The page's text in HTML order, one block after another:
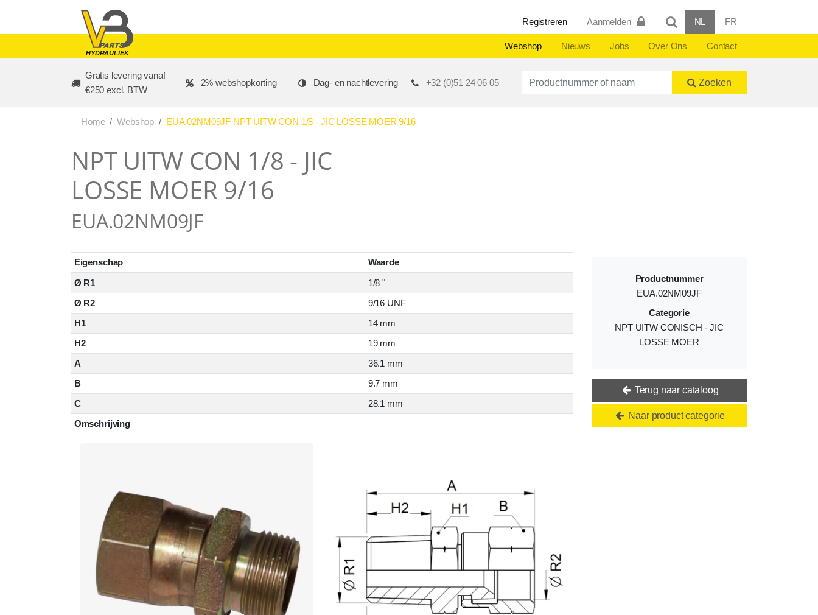
HYDRAULIEK
Registreren Aanmelden NL FR
Webshop Nieuws Jobs Over Ons Contact
Gratis levering vanaf
€250 excl. BTW
2% webshopkorting Dag- en nachtlevering +32 (0)51 24 06 05 Productnummer of naam Zoeken
Home Webshop EUA.02NM09JF NPT UITW CON 1/8 - JIC LOSSE MOER 9/16
NPT UITW CON 1/8 - JIC
LOSSE MOER 9/16
EUA.02NM09JF
Eigenschap
Waarde
Ø R1
1/8 "
Ø R2
9/16 UNF
H1
14 mm
H2
19 mm
A
36.1 mm
B
9.7 mm
C
28.1 mm
Omschrijving
Productnummer
EUA.02NM09JF
Categorie
NPT UITW CONISCH - JIC
LOSSE MOER
Terug naar cataloog
Naar product categorie